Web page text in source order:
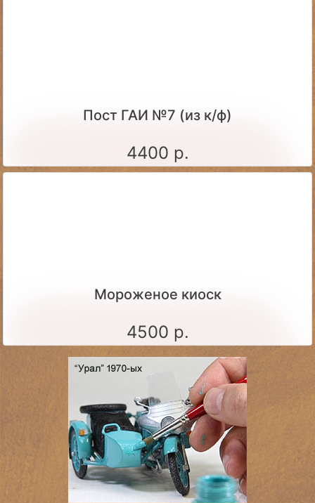
Пост ГАИ №7 (из к/ф)
4400 р.
Мороженое киоск
4500 р.